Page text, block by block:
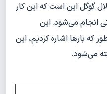
گوگل این است که این‌ کار
انجام می‌شود. این
که بارها اشاره کردیم، این
می‌شود.